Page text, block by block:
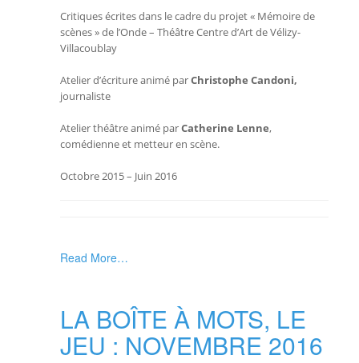
Critiques écrites dans le cadre du projet « Mémoire de
scènes » de l’Onde – Théâtre Centre d’Art de Vélizy-
Villacoublay
Atelier d’écriture animé parChristophe Candoni,
journaliste
Atelier théâtre animé parCatherine Lenne,
comédienne et metteur en scène.
Octobre 2015 – Juin 2016
Read More…
LA BOÎTE À MOTS, LE
JEU : NOVEMBRE 2016